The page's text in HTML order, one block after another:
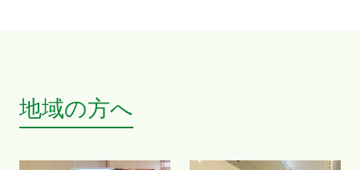
地域の方へ